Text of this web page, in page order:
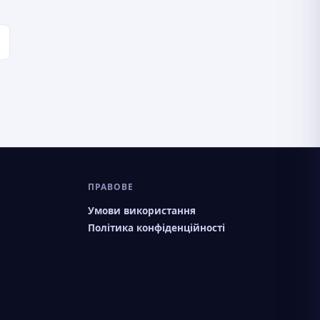
ПРАВОВЕ
Умови використання
Політика конфіденційності